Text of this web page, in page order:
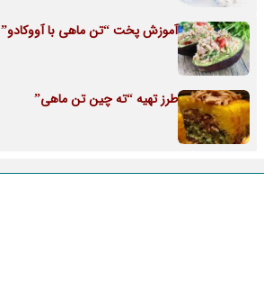
آموزش پخت “تن ماهی با
طرز تهیه “ته چین تن ماهی”